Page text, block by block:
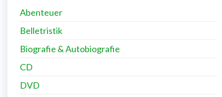
Abenteuer
Belletristik
Biografie & Autobiografie
CD
DVD